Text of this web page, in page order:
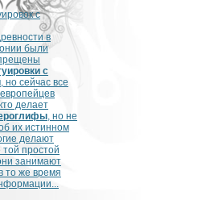
с
в
были
с
, но сейчас все
делает
, но не
их истинном
делают
простой
занимают
то же время